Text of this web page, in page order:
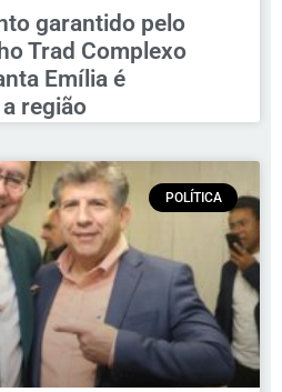
garantido pelo
Trad Complexo
Emília é
região
POLÍTICA